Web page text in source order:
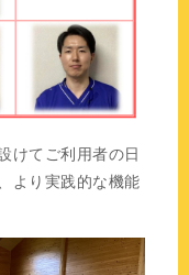
けてご利用者の日
より実践的な機能